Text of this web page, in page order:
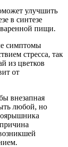
улучшить
в синтезе
пищи.
симптомы
стресса, так
из цветков
от
внезапная
любой, но